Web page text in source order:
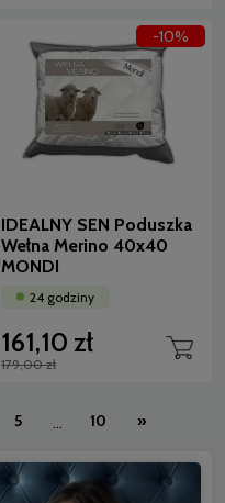
IDEALNY SEN Poduszka
Wełna Merino 40x40
MONDI
24 godziny
161,10 zł
179,00 zł
-10%
5 ... 10 »